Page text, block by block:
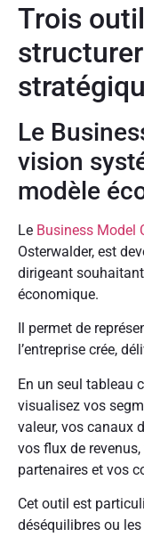
Trois
Le
vision
modèle
Le Business Model
Osterwalder, est
dirigeant
économique.
Il permet de
l’entreprise crée,
En un seul tableau
visualisez vos
valeur, vos canaux
vos flux de
partenaires et vos
Cet outil est
déséquilibres ou